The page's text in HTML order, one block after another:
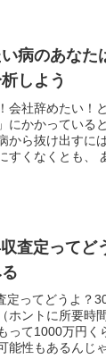
病のあなた
しよう
会社辞めたい！
にかかっている
から抜け出すに
すくなくとも、
査定ってど
定ってどうよ？
ホントに所要時
って1000万円く
能性もあるんじ